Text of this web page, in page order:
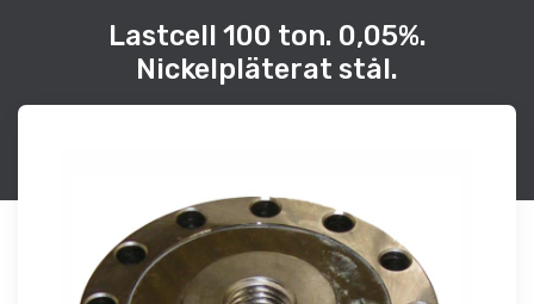
Lastcell 100 ton. 0,05%.
Nickelpläterat stål.